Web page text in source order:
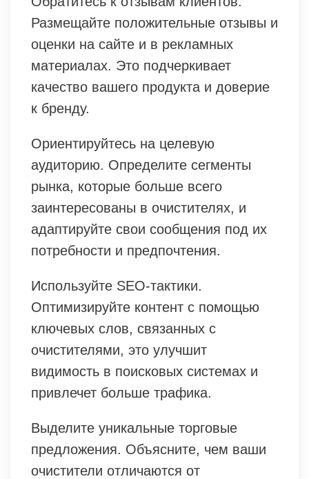
Размещайте положительные отзывы и
оценки на сайте и в рекламных
материалах. Это подчеркивает
качество вашего продукта и доверие
к бренду.
Ориентируйтесь на целевую
аудиторию. Определите сегменты
рынка, которые больше всего
заинтересованы в очистителях, и
адаптируйте свои сообщения под их
потребности и предпочтения.
Используйте SEO-тактики.
Оптимизируйте контент с помощью
ключевых слов, связанных с
очистителями, это улучшит
видимость в поисковых системах и
привлечет больше трафика.
Выделите уникальные торговые
предложения. Объясните, чем ваши
очистители отличаются от